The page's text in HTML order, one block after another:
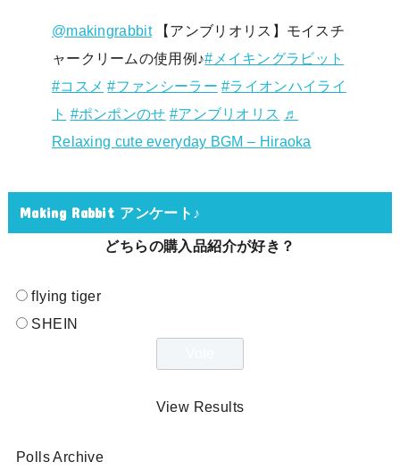
@makingrabbit【アンブリオリス】モイスチ
ャークリームの使用例♪#メイキングラビット
#コスメ #ファンシーラー #ライオンハイライ
ト #ポンポンのせ #アンブリオリス ♬
Relaxing cute everyday BGM – Hiraoka
Making Rabbit アンケート♪
どちらの購入品紹介が好き？
flying tiger
SHEIN
View Results
Polls Archive